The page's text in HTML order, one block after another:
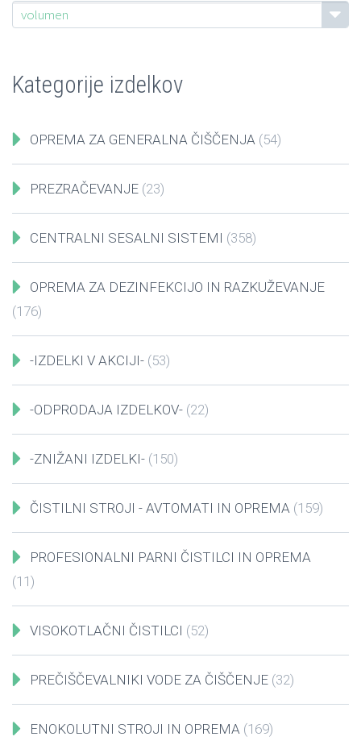
volumen
Kategorije izdelkov
OPREMA ZA GENERALNA ČIŠČENJA (54)
PREZRAČEVANJE (23)
CENTRALNI SESALNI SISTEMI (358)
OPREMA ZA DEZINFEKCIJO IN RAZKUŽEVANJE
(176)
-IZDELKI V AKCIJI- (53)
-ODPRODAJA IZDELKOV- (22)
-ZNIŽANI IZDELKI- (150)
ČISTILNI STROJI - AVTOMATI IN OPREMA (159)
PROFESIONALNI PARNI ČISTILCI IN OPREMA
(11)
VISOKOTLAČNI ČISTILCI (52)
PREČIŠČEVALNIKI VODE ZA ČIŠČENJE (32)
ENOKOLUTNI STROJI IN OPREMA (169)